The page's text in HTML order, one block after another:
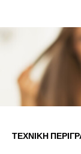
ΤΕΧΝΙΚΉ